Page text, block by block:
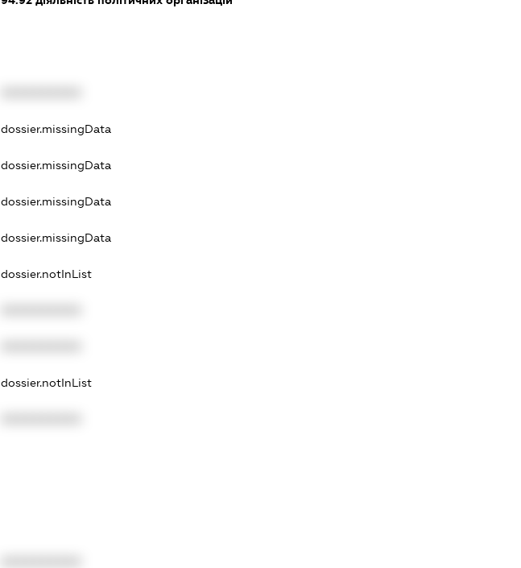
dossier.missingData
dossier.missingData
dossier.missingData
dossier.missingData
dossier.notInList
dossier.notInList